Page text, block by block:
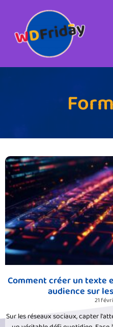
Comment créer un texte
audience sur
21
Sur les réseaux sociaux, capter